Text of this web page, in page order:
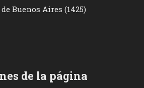
Buenos Aires (1425)
de la página